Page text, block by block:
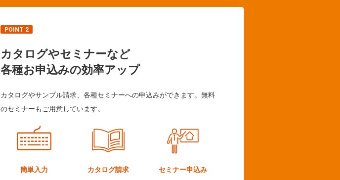
POINT 2
カタログやセミナーなど
各種お申込みの効率アップ
カタログやサンプル請求、各種セミナーへの申込みができます。無料
のセミナーもご用意しています。
簡単入力 カタログ請求 セミナー申込み